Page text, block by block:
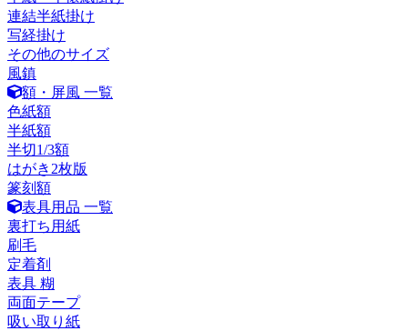
連結半紙掛け
写経掛け
その他のサイズ
風鎮
額・屏風 一覧
色紙額
半紙額
半切1/3額
はがき2枚版
篆刻額
表具用品 一覧
裏打ち用紙
刷毛
定着剤
表具 糊
両面テープ
吸い取り紙